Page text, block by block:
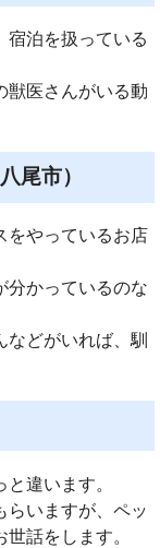
宿泊を扱っている
獣医さんがいる動
尾市）
をやっているお店
分かっているのな
どがいれば、馴
違います。
らいますが、ペッ
話をします。